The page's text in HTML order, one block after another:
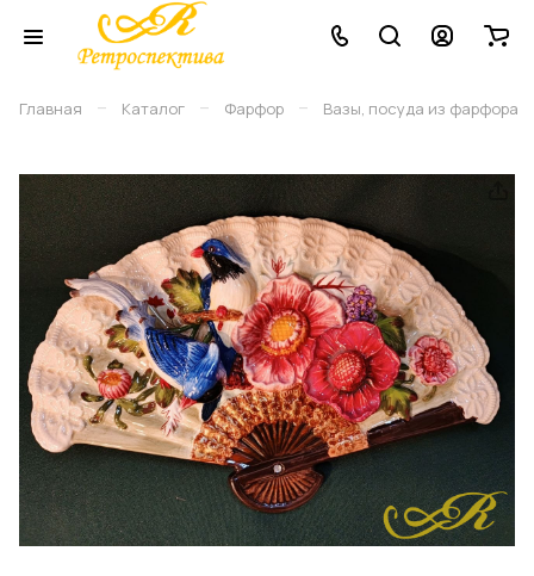
Главная – Каталог – Фарфор – Вазы, посуда из фарфора